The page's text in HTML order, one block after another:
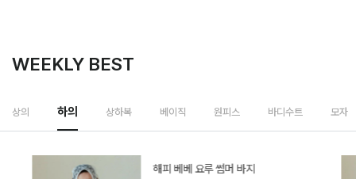
WEEKLY BEST
상의 하의 상하복 베이직 원피스 바디수트 모자
[SIZE ~6Y] 델린 린넨 바지